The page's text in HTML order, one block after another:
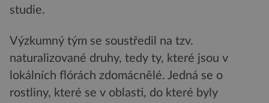
studie.
Výzkumný tým se soustředil na tzv.
naturalizované druhy, tedy ty, které jsou v
lokálních flórách zdomácnělé. Jedná se o
rostliny, které se v oblasti, do které byly